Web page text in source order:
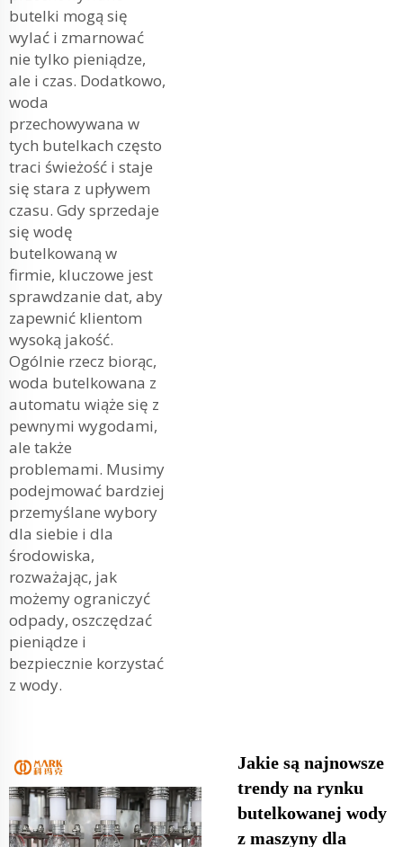
butelki mogą się
wylać i zmarnować
nie tylko pieniądze,
ale i czas. Dodatkowo,
woda
przechowywana w
tych butelkach często
traci świeżość i staje
się stara z upływem
czasu. Gdy sprzedaje
się wodę
butelkowaną w
firmie, kluczowe jest
sprawdzanie dat, aby
zapewnić klientom
wysoką jakość.
Ogólnie rzecz biorąc,
woda butelkowana z
automatu wiąże się z
pewnymi wygodami,
ale także
problemami. Musimy
podejmować bardziej
przemyślane wybory
dla siebie i dla
środowiska,
rozważając, jak
możemy ograniczyć
odpady, oszczędzać
pieniądze i
bezpiecznie korzystać
z wody.
Jakie są najnowsze
trendy na rynku
butelkowanej wody
z maszyny dla